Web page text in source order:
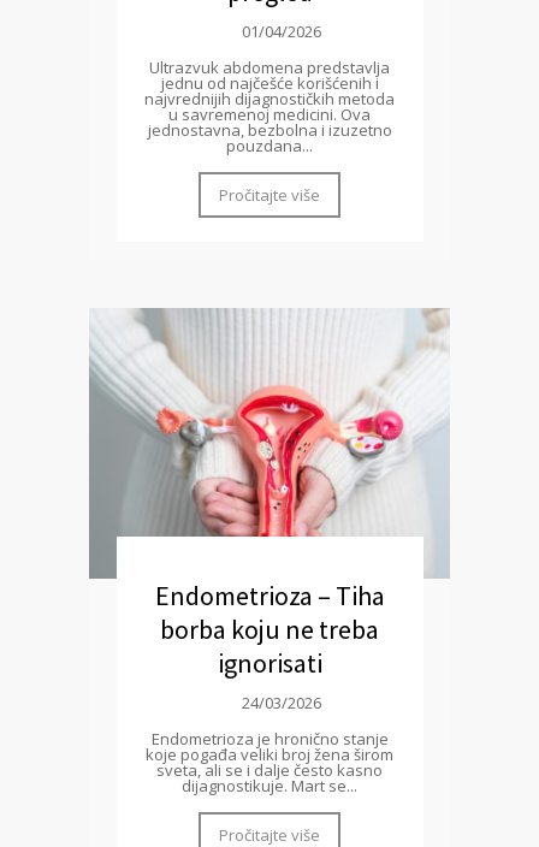
01/04/2026
Ultrazvuk abdomena predstavlja
jednu od najčešće korišćenih i
najvrednijih dijagnostičkih metoda
u savremenoj medicini. Ova
jednostavna, bezbolna i izuzetno
pouzdana...
Pročitajte više
Endometrioza – Tiha
borba koju ne treba
ignorisati
24/03/2026
Endometrioza je hronično stanje
koje pogađa veliki broj žena širom
sveta, ali se i dalje često kasno
dijagnostikuje. Mart se...
Pročitajte više